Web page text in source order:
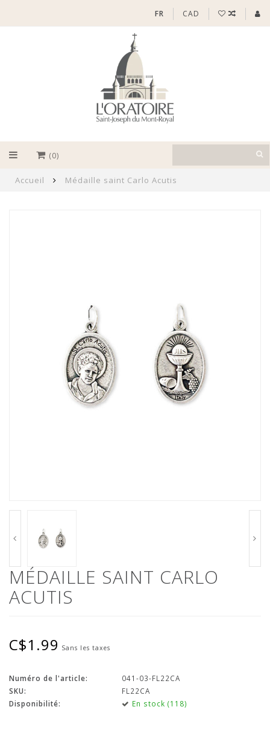
FR CAD
(0)
Accueil Médaille saint Carlo Acutis
MÉDAILLE SAINT CARLO
ACUTIS
C$1.99 Sans les taxes
Numéro de l'article:
041-03-FL22CA
SKU:
FL22CA
Disponibilité:
En stock (118)